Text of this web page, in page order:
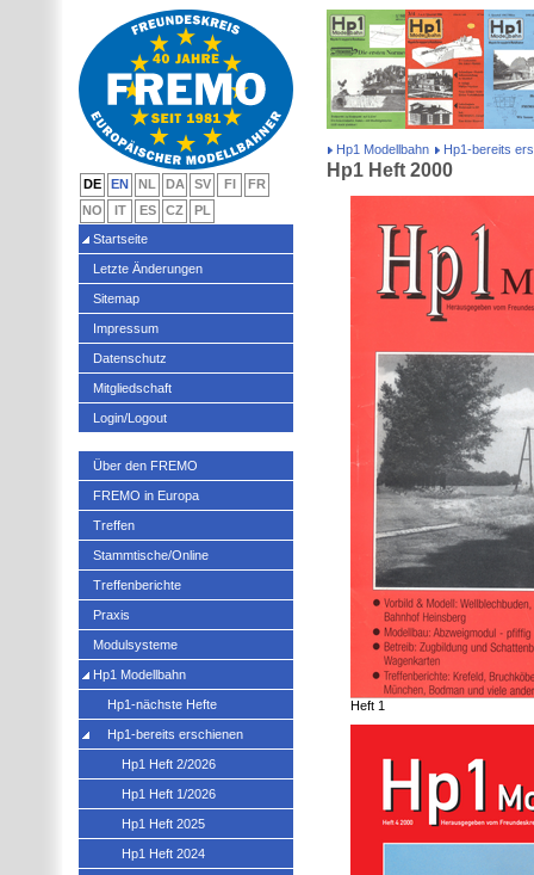
Hp1 Modellbahn Hp1-bereits
Hp1 Heft 2000
Heft 1
DE EN NL DA SV FI
FR
NO
IT ES CZ
PL
Startseite
Letzte Änderungen
Sitemap
Impressum
Datenschutz
Mitgliedschaft
Login/Logout
Über den FREMO
FREMO in Europa
Treffen
Stammtische/Online
Treffenberichte
Praxis
Modulsysteme
Hp1 Modellbahn
Hp1-nächste Hefte
Hp1-bereits erschienen
Hp1 Heft 2/2026
Hp1 Heft 1/2026
Hp1 Heft 2025
Hp1 Heft 2024